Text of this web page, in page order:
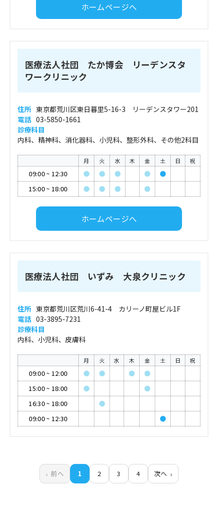
ホームページへ
医療法人社団 たか博会 リーデンスタ
ワークリニック
住所 東京都荒川区東日暮里5-16-3 リーデンスタワー201
電話 03-5850-1661
診療科目
内科、精神科、消化器科、小児科、整形外科、その他2科目
月 火 水 木 金 土 日 祝
09:00~ 12:30 ● ● ● ●
●
15:00~ 18:00 ● ● ● ●
ホームページへ
医療法人社団 いずみ 大泉クリニック
住所 東京都荒川区荒川6-41-4 カリーノ町屋ビル1F
電話 03-3895-7231
診療科目
内科、小児科、皮膚科
月 火 水 木 金 土 日 祝
09:00~ 12:00 ● ● ●
●
15:00~ 18:00 ●
●
16:30~ 18:00
●
09:00~ 12:30 ●
前へ 1 2 3 4 次へ